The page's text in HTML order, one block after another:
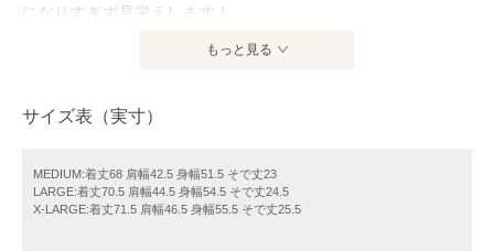
になりすぎず見栄えします！
※2025年3月31日以前は胸ポケット無しの仕様にて販売して
仕様に変更しております。
もっと見る
サイズ表（実寸）
MEDIUM:着丈68 肩幅42.5 身幅51.5 そで丈23
LARGE:着丈70.5 肩幅44.5 身幅54.5 そで丈24.5
X-LARGE:着丈71.5 肩幅46.5 身幅55.5 そで丈25.5